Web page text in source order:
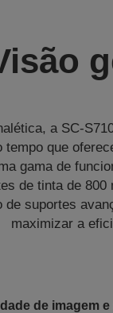
a SC-
que
gama de
de tinta de
de suportes
maximizar a
de imagem